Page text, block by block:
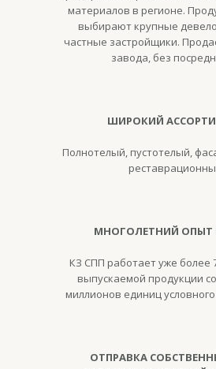
материалов в регионе.
выбирают крупные
частные застройщики.
завода, без
ШИРОКИЙ
Полнотелый, пустотелый,
МНОГОЛЕТНИЙ ОПЫТ
КЗ СПП работает уже более
выпускаемой продукции
миллионов единиц
ОТПРАВКА